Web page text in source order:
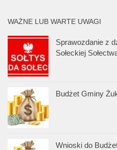
WAŻNE LUB WARTE UWAGI
Sprawozdanie z
Sołeckiej
Budżet Gminy
Wnioski do